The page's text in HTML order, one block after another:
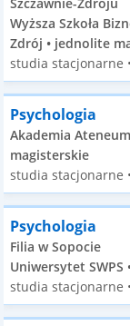
Wyższa Szkoła
Zdrój • jednolite
studia stacjonarne
Psychologia
Akademia
magisterskie
studia stacjonarne
Psychologia
Filia w Sopocie
Uniwersytet
studia stacjonarne